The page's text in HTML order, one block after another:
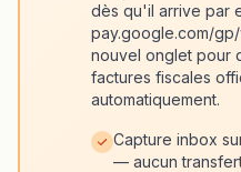
dès qu'il arrive par
pay.google.com/
nouvel onglet pour
factures fiscales
automatiquement.
Capture inbox
— aucun